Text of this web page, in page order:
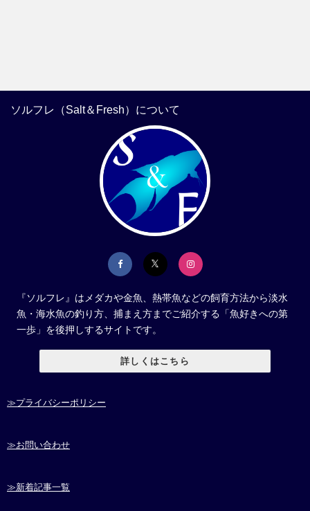
ソルフレ（Salt＆Fresh）について
『ソルフレ』はメダカや金魚、熱帯魚などの飼育方法から淡水
魚・海水魚の釣り方、捕まえ方までご紹介する「魚好きへの第
一歩」を後押しするサイトです。
詳しくはこちら
≫プライバシーポリシー
≫お問い合わせ
≫新着記事一覧